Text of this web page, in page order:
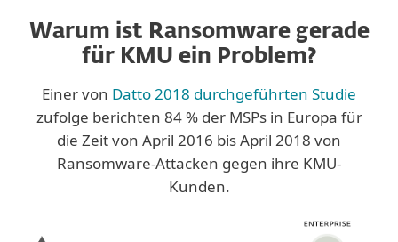
Warum ist Ransomware gerade
für KMU ein Problem?
Einer von Datto 2018 durchgeführten Studie
zufolge berichten 84 % der MSPs in Europa für
die Zeit von April 2016 bis April 2018 von
Ransomware-Attacken gegen ihre KMU-
Kunden.